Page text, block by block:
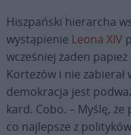
Hiszpański hierarcha
wystąpienie Leona XIV
wcześniej żaden
Kortezów i nie zabierał
demokracja jest
kard. Cobo. – Myślę,
co najlepsze z